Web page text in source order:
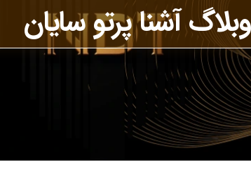
وبلاگ آشنا پرتو سایان